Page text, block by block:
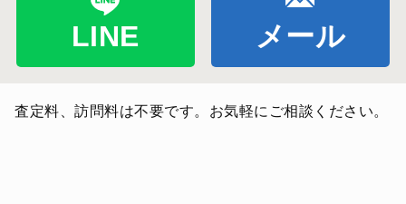
LINE メール
査定料、訪問料は不要です。お気軽にご相談ください。